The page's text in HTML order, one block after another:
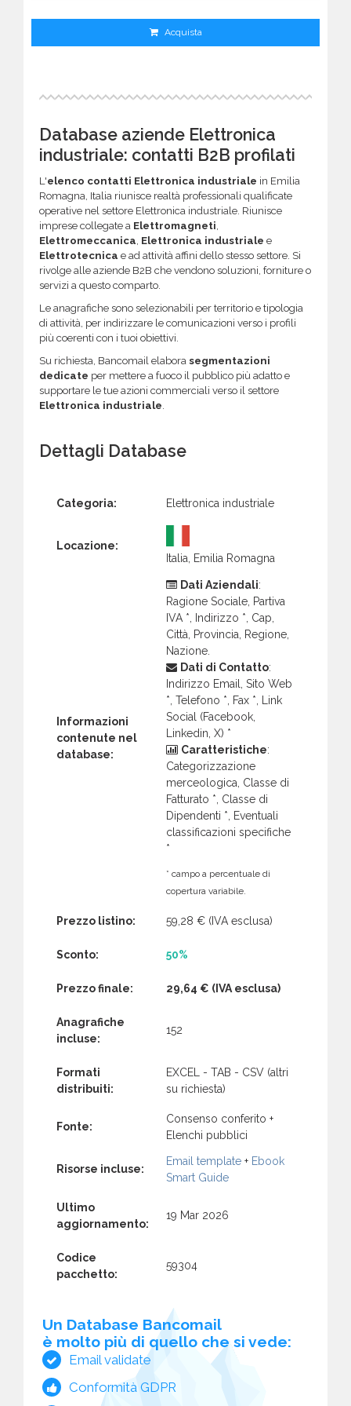
Acquista
Database aziende Elettronica
industriale: contatti B2B profilati
L'elenco contatti Elettronica industriale in Emilia
Romagna, Italia riunisce realtà professionali qualificate
operative nel settore Elettronica industriale. Riunisce
imprese collegate a Elettromagneti,
Elettromeccanica, Elettronica industriale e
Elettrotecnica e ad attività affini dello stesso settore. Si
rivolge alle aziende B2B che vendono soluzioni, forniture o
servizi a questo comparto.
Le anagrafiche sono selezionabili per territorio e tipologia
di attività, per indirizzare le comunicazioni verso i profili
più coerenti con i tuoi obiettivi.
Su richiesta, Bancomail elabora segmentazioni
dedicate per mettere a fuoco il pubblico più adatto e
supportare le tue azioni commerciali verso il settore
Elettronica industriale.
Dettagli Database
Categoria: Elettronica industriale
Locazione:
Italia, Emilia Romagna
Informazioni
contenute nel
database:
Dati Aziendali:
Ragione Sociale, Partiva
IVA *, Indirizzo *, Cap,
Città, Provincia, Regione,
Nazione.
Dati di Contatto:
Indirizzo Email, Sito Web
*, Telefono *, Fax *, Link
Social (Facebook,
Linkedin, X) *
Caratteristiche:
Categorizzazione
merceologica, Classe di
Fatturato *, Classe di
Dipendenti *, Eventuali
classificazioni specifiche
*
* campo a percentuale di
copertura variabile.
Prezzo listino: 59,28 € (IVA esclusa)
Sconto: 50%
Prezzo finale: 29,64 € (IVA esclusa)
Anagrafiche
incluse:
152
Formati
distribuiti:
EXCEL - TAB - CSV (altri
su richiesta)
Fonte:
Consenso conferito +
Elenchi pubblici
Risorse incluse:
Email template + Ebook
Smart Guide
Ultimo
aggiornamento:
19 Mar 2026
Codice
pacchetto:
59304
Un Database Bancomail
è molto più di quello che si vede:
Email validate
Conformità GDPR